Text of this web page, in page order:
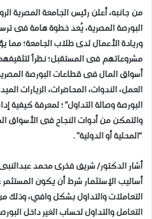
من جانبه، أعلن رئيس الجامعة المصرية
البورصة المصرية، يُعد خطوة هامة فى
وريادة الأعمال لدى طلاب الجامعة؛ مما
مشروعاتهم فى المستقبل؛ نظراً
أسواق المال فى قطاعات البورصة
العمل، الندوات، المحاضرات، الزيارات
البورصة وصالة التداول”؛ لمعرفة كيفية
والتمكن من أدوات النجاح فى الأسواق
“المحلية أو الدولية”.
أشار الدكتور/ شريف فخرى محمد
أساليب الإستثمار شرط أن يكون
التعاملات والتداول بشكل وافي، وذلك
التعامل والتداول لحساب الغير داخل